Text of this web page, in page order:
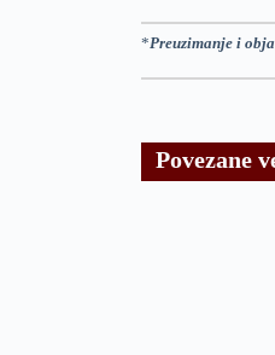
*Preuzimanje i
Povezane